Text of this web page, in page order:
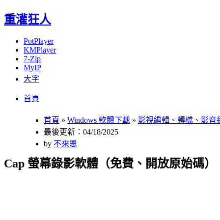
重灌狂人
PotPlayer
KMPlayer
7-Zip
MyIP
大字
首頁
首頁 » Windows 軟體下載 » 影視編輯、轉檔、影音
最後更新：04/18/2025
by 不來恩
Cap 螢幕錄影軟體（免費、開放原始碼）